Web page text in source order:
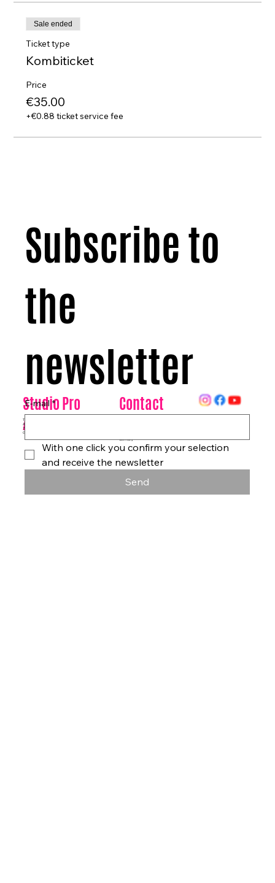
Sale ended
Ticket type
Kombiticket
Price
€35.00
+€0.88 ticket service fee
Studio Pro
Arte
Tanzhaus & Kulturzentrum
Am Rohrgraben 4a
79249 Merzhausen/Freiburg
Germany
Contact
Germany
Subscribe to
the
newsletter
E-mail *
With one click you confirm your selection
and receive the newsletter
Send